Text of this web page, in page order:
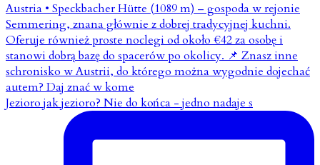
Jezioro jak jezioro? Nie do końca - jedno nadaje s